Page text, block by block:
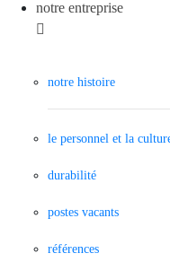
notre entreprise
notre histoire
le personnel et la
durabilité
postes vacants
références